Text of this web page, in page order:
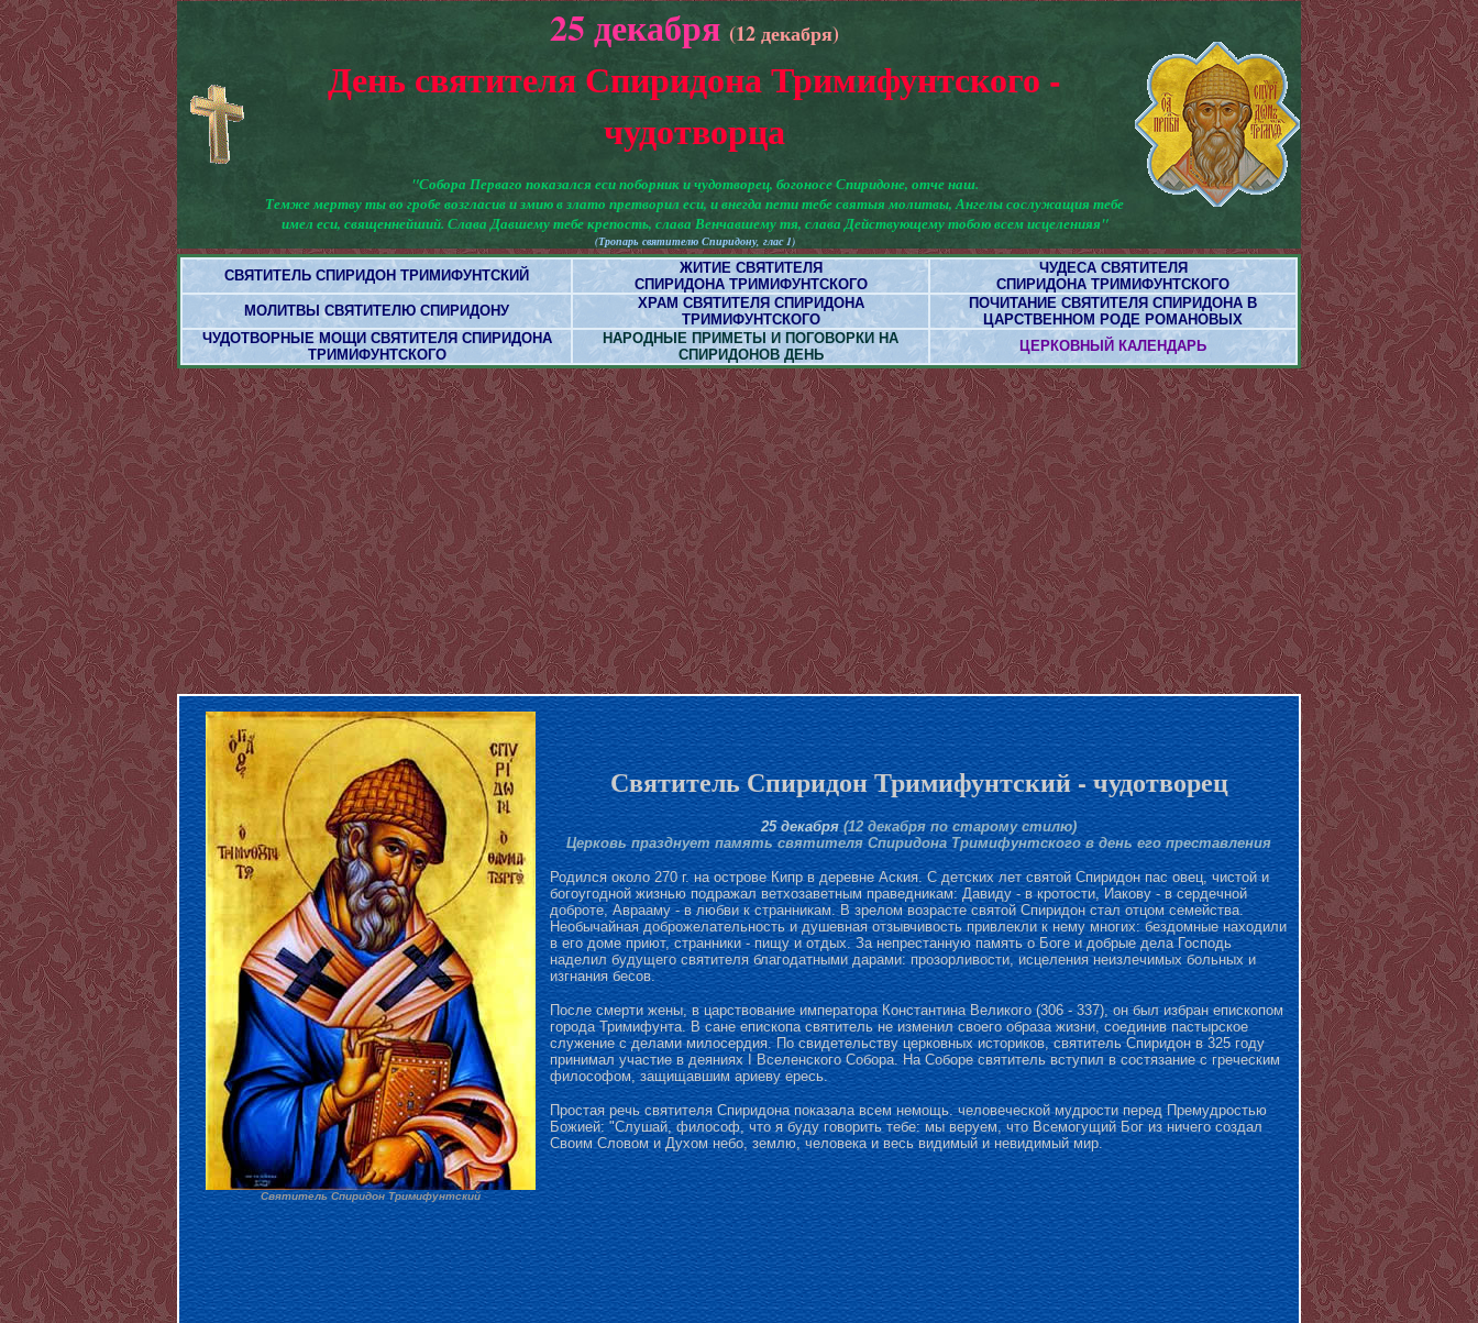
25 декабря (12 декабря)
День святителя Спиридона Тримифунтского -
чудотворца
"Собора Перваго показался еси поборник и чудотворец, богоносе Спиридоне, отче наш.
Темже мертву ты во гробе возгласив и змию в злато претворил еси, и внегда пети тебе святыя молитвы, Ангелы сослужащия тебе
имел еси, священнейший. Слава Давшему тебе крепость, слава Венчавшему тя, слава Действующему тобою всем исцеленияя"
(Тропарь святителю Спиридону, глас 1)
СВЯТИТЕЛЬ СПИРИДОН ТРИМИФУНТСКИЙ
ЖИТИЕ СВЯТИТЕЛЯ
СПИРИДОНА ТРИМИФУНТСКОГО
ЧУДЕСА СВЯТИТЕЛЯ
СПИРИДОНА ТРИМИФУНТСКОГО
МОЛИТВЫ СВЯТИТЕЛЮ СПИРИДОНУ
ХРАМ СВЯТИТЕЛЯ СПИРИДОНА
ТРИМИФУНТСКОГО
ПОЧИТАНИЕ СВЯТИТЕЛЯ СПИРИДОНА В
ЦАРСТВЕННОМ РОДЕ РОМАНОВЫХ
ЧУДОТВОРНЫЕ МОЩИ СВЯТИТЕЛЯ СПИРИДОНА
ТРИМИФУНТСКОГО
НАРОДНЫЕ ПРИМЕТЫ И ПОГОВОРКИ НА
СПИРИДОНОВ ДЕНЬ
ЦЕРКОВНЫЙ КАЛЕНДАРЬ
Святитель Спиридон Тримифунтский
Святитель Спиридон Тримифунтский - чудотворец
25 декабря(12 декабря по старому стилю)
Церковь празднует память святителя Спиридона Тримифунтского в день его преставления
Родился около 270 г. на острове Кипр в деревне Аския. С детских лет святой Спиридон пас овец, чистой и
богоугодной жизнью подражал ветхозаветным праведникам: Давиду - в кротости, Иакову - в сердечной
доброте, Аврааму - в любви к странникам. В зрелом возрасте святой Спиридон стал отцом семейства.
Необычайная доброжелательность и душевная отзывчивость привлекли к нему многих: бездомные находили
в его доме приют, странники - пищу и отдых. За непрестанную память о Боге и добрые дела Господь
наделил будущего святителя благодатными дарами: прозорливости, исцеления неизлечимых больных и
изгнания бесов.
После смерти жены, в царствование императора Константина Великого (306 - 337), он был избран епископом
города Тримифунта. В сане епископа святитель не изменил своего образа жизни, соединив пастырское
служение с делами милосердия. По свидетельству церковных историков, святитель Спиридон в 325 году
принимал участие в деяниях I Вселенского Собора. На Соборе святитель вступил в состязание с греческим
философом, защищавшим ариеву ересь.
Простая речь святителя Спиридона показала всем немощь. человеческой мудрости перед Премудростью
Божией: "Слушай, философ, что я буду говорить тебе: мы веруем, что Всемогущий Бог из ничего создал
Своим Словом и Духом небо, землю, человека и весь видимый и невидимый мир.